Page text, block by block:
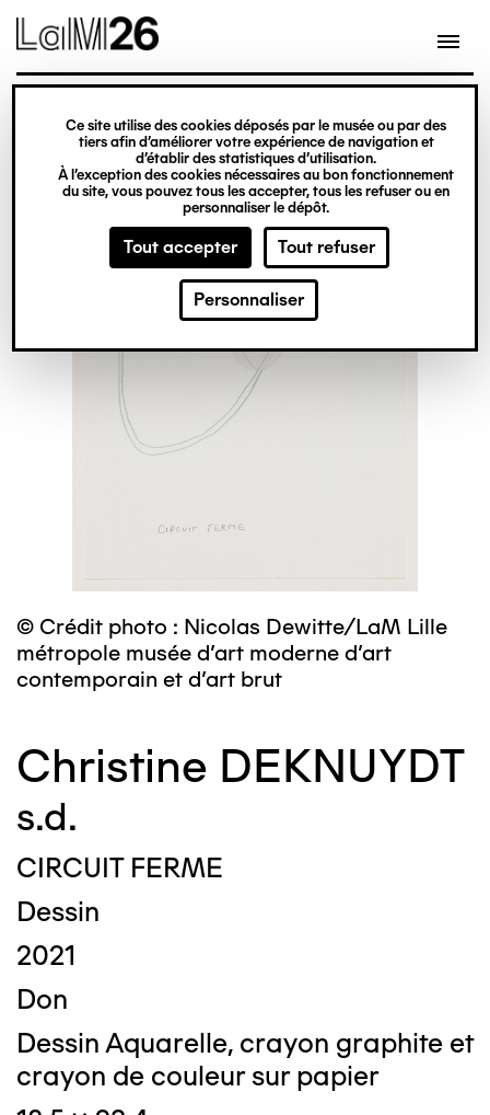
Gestion des cookies
Ce site utilise des cookies déposés par le musée ou par des
tiers afin d’améliorer votre expérience de navigation et
d’établir des statistiques d’utilisation.
À l’exception des cookies nécessaires au bon fonctionnement
du site, vous pouvez tous les accepter, tous les refuser ou en
personnaliser le dépôt.
Tout accepter Tout refuser
Personnaliser
contenu
© Crédit photo : Nicolas Dewitte/LaM Lille
métropole musée d’art moderne d’art
contemporain et d’art brut
Christine DEKNUYDT
s.d.
CIRCUIT FERME
Dessin
2021
Don
Dessin Aquarelle, crayon graphite et
crayon de couleur sur papier